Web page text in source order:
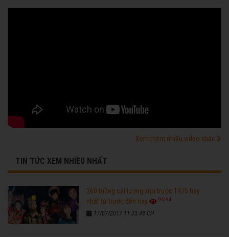
Xem thêm nhiều video khác
TIN TỨC XEM NHIỀU NHẤT
260 tuồng cải lương xưa trước 1975 hay
nhất từ trước đến nay
96194
17/07/2017 11:33:48 CH